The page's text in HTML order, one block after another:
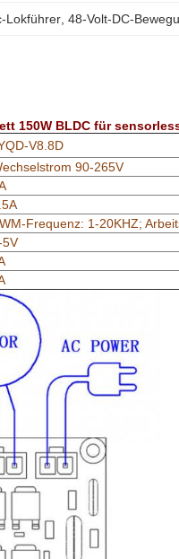
Lokführer, 48-Volt-DC-
150W BLDC für
V8.8D
90-265V
Frequenz: 1-20KHZ;
5V